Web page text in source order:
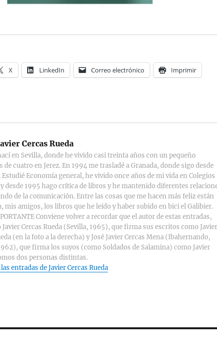
X LinkedIn Correo electrónico Imprimir
Cercas Rueda
en Sevilla, donde he vivido casi treinta años con un pequeño
de cuatro en Jerez. En 1994 me trasladé a Granada, donde sigo desde
Economía general, he vivido once años de mi vida en Colegios
desde 1995 hago crítica de libros y he mantenido diferentes
de la comunicación. Entre las cosas que me hacen más feliz están
mis amigos, los libros que he leído y haber subido en bici el Galibier.
Conviene volver a recordar que el autor de estas entradas,
Cercas Rueda (Sevilla, 1965), que firma sus escritos como Javier
(en la foto a la derecha) y José Javier Cercas Mena (Ibahernando,
que firma los suyos (como Soldados de Salamina) como Javier
dos personas distintas.
entradas de Javier Cercas Rueda